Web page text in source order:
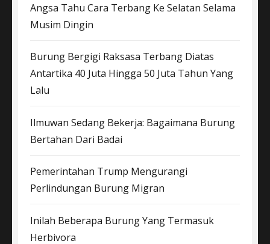
Angsa Tahu Cara Terbang Ke Selatan Selama
Musim Dingin
Burung Bergigi Raksasa Terbang Diatas
Antartika 40 Juta Hingga 50 Juta Tahun Yang
Lalu
Ilmuwan Sedang Bekerja: Bagaimana Burung
Bertahan Dari Badai
Pemerintahan Trump Mengurangi
Perlindungan Burung Migran
Inilah Beberapa Burung Yang Termasuk
Herbivora